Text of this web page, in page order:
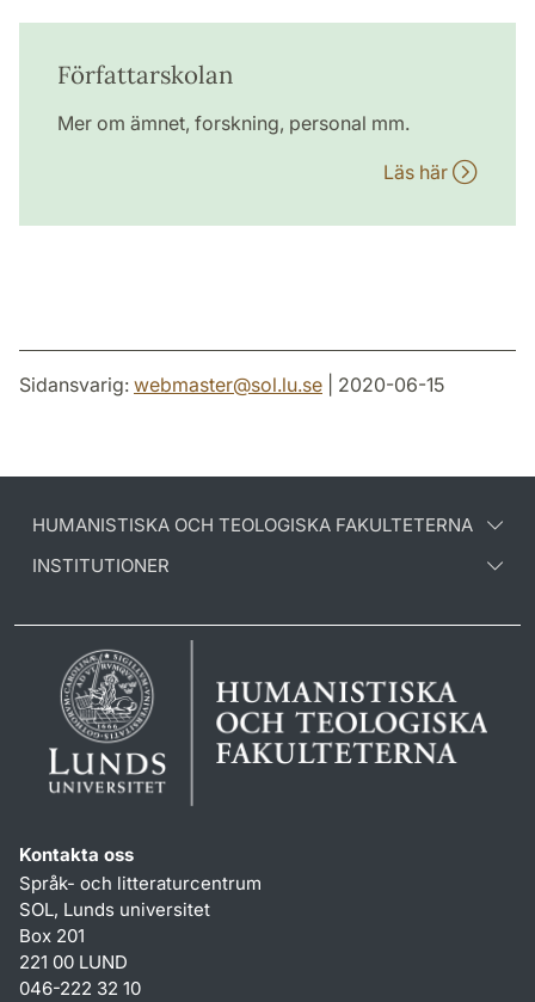
Författarskolan
Mer om ämnet, forskning, personal mm.
Läs här
Sidansvarig: webmaster@sol.lu.se | 2020-06-15
HUMANISTISKA OCH TEOLOGISKA FAKULTETERNA
INSTITUTIONER
Kontakta oss
Språk- och litteraturcentrum
SOL, Lunds universitet
Box 201
221 00 LUND
046-222 32 10